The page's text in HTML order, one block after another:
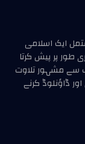
ایک اسلامی
طور پر پیش کرتا
سے مشہور تلاوت
ڈاؤنلوڈ کرنے